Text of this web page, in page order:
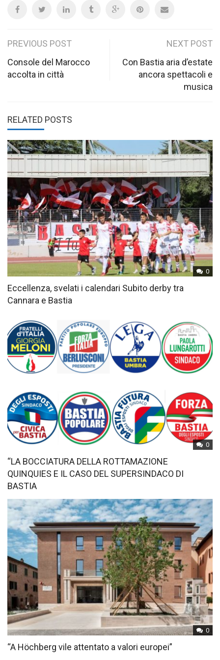
Post
navigation
PREVIOUS POST
Console del Marocco
accolta in città
NEXT POST
Con Bastia aria d’estate
ancora spettacoli e
musica
RELATED POSTS
0
Eccellenza, svelati i calendari Subito derby tra
Cannara e Bastia
0
“LA BOCCIATURA DELLA ROTTAMAZIONE
QUINQUIES E IL CASO DEL SUPERSINDACO DI
BASTIA
0
“A Höchberg vile attentato a valori europei”